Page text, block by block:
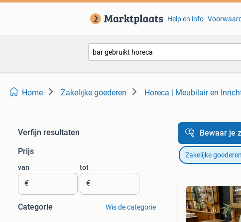
Help en info
Home Zakelijke goederen Horeca | Meubilair en
Verfijn resultaten
Prijs
van
€
tot
€
Categorie Wis de categorie
Bewaar je
Zakelijke goederen